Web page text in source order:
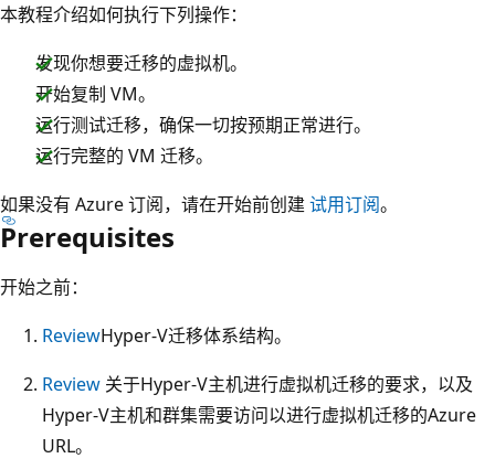
本教程介绍如何执行下列操作：
发现你想要迁移的虚拟机。
开始复制 VM。
运行测试迁移，确保一切按预期正常进行。
运行完整的 VM 迁移。
如果没有 Azure 订阅，请在开始前创建试用订阅。
Prerequisites
开始之前：
ReviewHyper-V迁移体系结构。
Review 关于Hyper-V主机进行虚拟机迁移的要求，以及
Hyper-V主机和群集需要访问以进行虚拟机迁移的Azure
URL。